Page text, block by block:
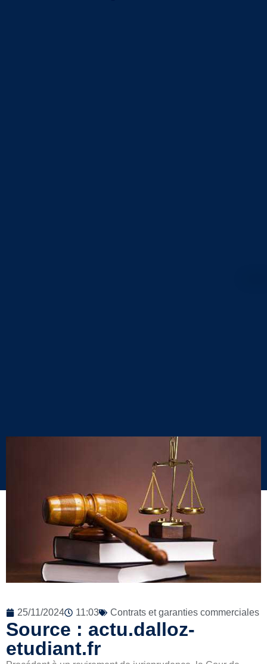
25/11/2024 11:03 Contrats et garanties commerciales
Source : actu.dalloz-
etudiant.fr